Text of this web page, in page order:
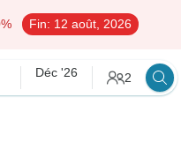
Fin: 12 août, 2026
Déc '26 2